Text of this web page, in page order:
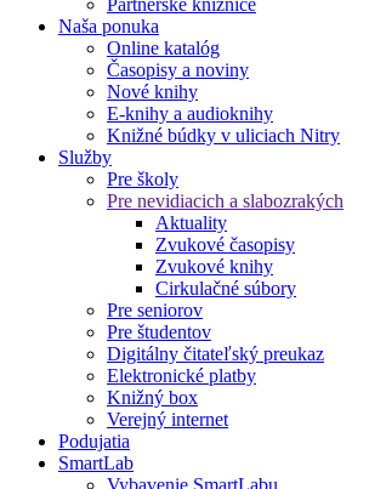
Partnerské knižnice
Naša ponuka
Online katalóg
Časopisy a noviny
Nové knihy
E-knihy a audioknihy
Knižné búdky v uliciach Nitry
Služby
Pre školy
Pre nevidiacich a slabozrakých
Aktuality
Zvukové časopisy
Zvukové knihy
Cirkulačné súbory
Pre seniorov
Pre študentov
Digitálny čitateľský preukaz
Elektronické platby
Knižný box
Verejný internet
Podujatia
SmartLab
Vybavenie SmartLabu